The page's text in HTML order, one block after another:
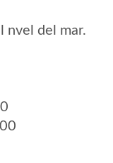
nvel del mar.